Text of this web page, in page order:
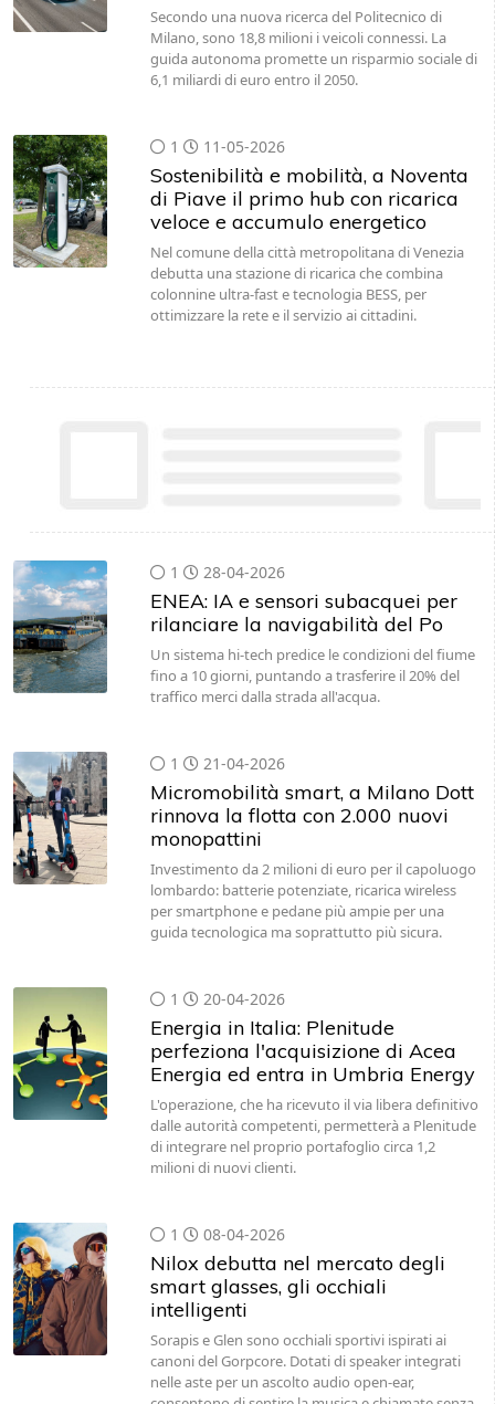
Secondo una nuova ricerca del Politecnico di
Milano, sono 18,8 milioni i veicoli connessi. La
guida autonoma promette un risparmio sociale di
6,1 miliardi di euro entro il 2050.
1 11-05-2026
Sostenibilità e mobilità, a Noventa
di Piave il primo hub con ricarica
veloce e accumulo energetico
Nel comune della città metropolitana di Venezia
debutta una stazione di ricarica che combina
colonnine ultra-fast e tecnologia BESS, per
ottimizzare la rete e il servizio ai cittadini.
1 28-04-2026
ENEA: IA e sensori subacquei per
rilanciare la navigabilità del Po
Un sistema hi-tech predice le condizioni del fiume
fino a 10 giorni, puntando a trasferire il 20% del
traffico merci dalla strada all'acqua.
1 21-04-2026
Micromobilità smart, a Milano Dott
rinnova la flotta con 2.000 nuovi
monopattini
Investimento da 2 milioni di euro per il capoluogo
lombardo: batterie potenziate, ricarica wireless
per smartphone e pedane più ampie per una
guida tecnologica ma soprattutto più sicura.
1 20-04-2026
Energia in Italia: Plenitude
perfeziona l'acquisizione di Acea
Energia ed entra in Umbria Energy
L'operazione, che ha ricevuto il via libera definitivo
dalle autorità competenti, permetterà a Plenitude
di integrare nel proprio portafoglio circa 1,2
milioni di nuovi clienti.
1 08-04-2026
Nilox debutta nel mercato degli
smart glasses, gli occhiali
intelligenti
Sorapis e Glen sono occhiali sportivi ispirati ai
canoni del Gorpcore. Dotati di speaker integrati
nelle aste per un ascolto audio open-ear,